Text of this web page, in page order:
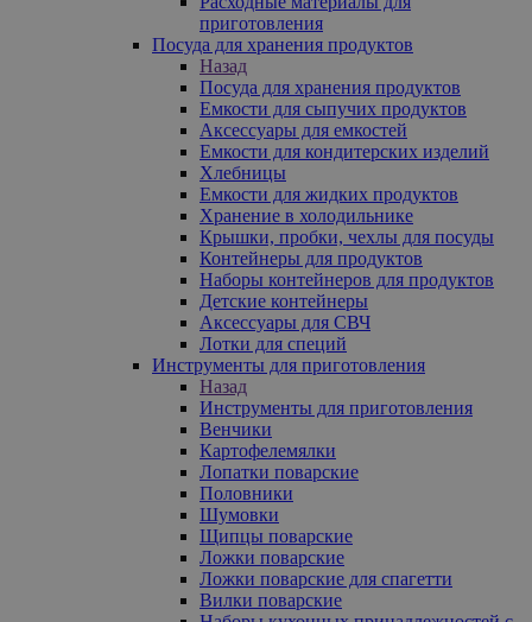
приготовления
Посуда для хранения продуктов
Назад
Посуда для хранения продуктов
Емкости для сыпучих продуктов
Аксессуары для емкостей
Емкости для кондитерских изделий
Хлебницы
Емкости для жидких продуктов
Хранение в холодильнике
Крышки, пробки, чехлы для посуды
Контейнеры для продуктов
Наборы контейнеров для продуктов
Детские контейнеры
Аксессуары для СВЧ
Лотки для специй
Инструменты для приготовления
Назад
Инструменты для приготовления
Венчики
Картофелемялки
Лопатки поварские
Половники
Шумовки
Щипцы поварские
Ложки поварские
Ложки поварские для спагетти
Вилки поварские